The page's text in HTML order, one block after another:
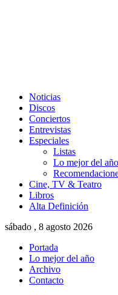
Noticias
Discos
Conciertos
Entrevistas
Especiales
Listas
Lo mejor del año
Cine, TV & Teatro
Libros
Alta Definición
sábado , 8 agosto 2026
Portada
Lo mejor del año
Archivo
Contacto